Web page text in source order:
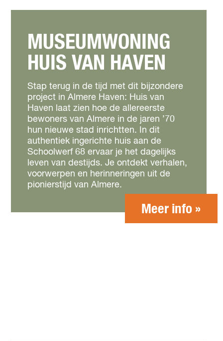
MUSEUMWONING
HUIS VAN HAVEN
Stap terug in de tijd met dit bijzondere
project in Almere Haven: Huis van
Haven laat zien hoe de allereerste
bewoners van Almere in de jaren ’70
hun nieuwe stad inrichtten. In dit
authentiek ingerichte huis aan de
Schoolwerf 68 ervaar je het dagelijks
leven van destijds. Je ontdekt verhalen,
voorwerpen en herinneringen uit de
pionierstijd van Almere.
Meer info »